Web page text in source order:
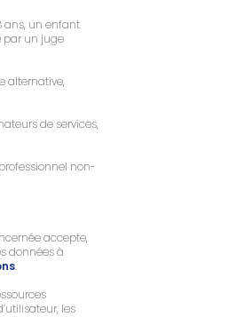
ans, un enfant
par un juge
alternative,
de services,
non-
accepte,
données à
.
les